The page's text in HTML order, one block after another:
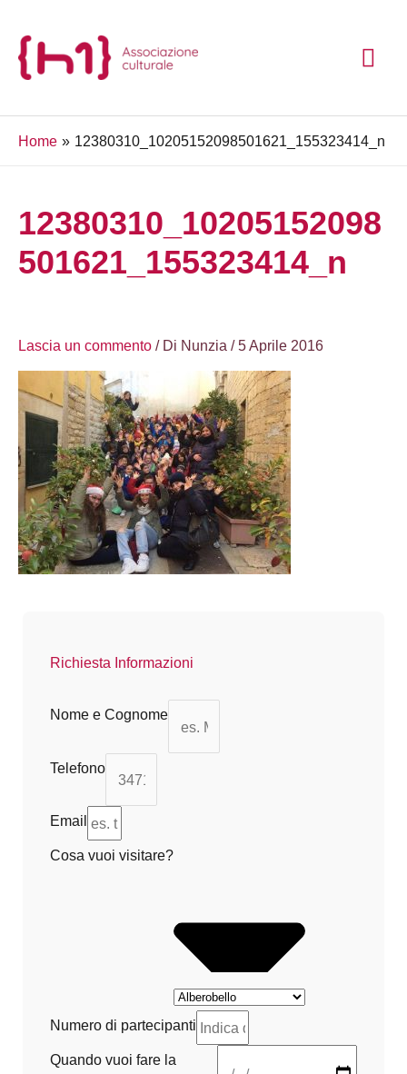
contenuto
Home 12380310_10205152098501621_155323414_n
12380310_10205152098
501621_155323414_n
Lascia un commento / Di Nunzia /5 Aprile 2016
Richiesta Informazioni
Nome e Cognome
Telefono
Email
Cosa vuoi visitare?
Numero di partecipanti
Quando vuoi fare la